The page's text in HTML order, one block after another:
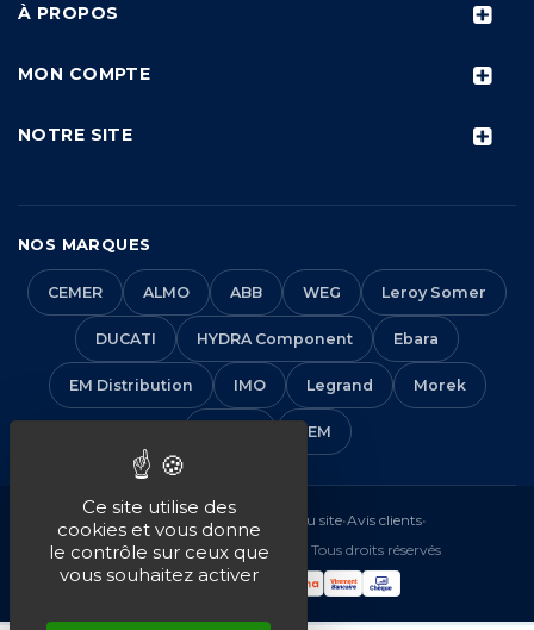
À PROPOS
MON COMPTE
NOTRE SITE
NOS MARQUES
CEMER ALMO ABB WEG Leroy Somer
DUCATI HYDRA Component Ebara
EM Distribution IMO Legrand Morek
VEM
Mentions légales•CGV Plan du site•Avis clients•
© 2016-2026 EM Distribution - Tous droits réservés
Ce site utilise des
cookies et vous donne
le contrôle sur ceux que
vous souhaitez activer